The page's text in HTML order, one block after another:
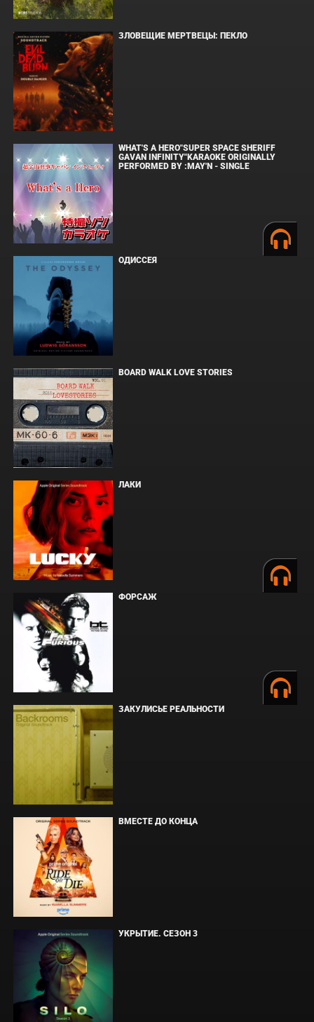
ЗЛОВЕЩИЕ МЕРТВЕЦЫ: ПЕКЛО
WHAT'S A HERO"SUPER SPACE SHERIFF
GAVAN INFINITY"KARAOKE ORIGINALLY
PERFORMED BY :MAY'N - SINGLE
ОДИССЕЯ
BOARD WALK LOVE STORIES
ЛАКИ
ФОРСАЖ
ЗАКУЛИСЬЕ РЕАЛЬНОСТИ
ВМЕСТЕ ДО КОНЦА
УКРЫТИЕ. СЕЗОН 3